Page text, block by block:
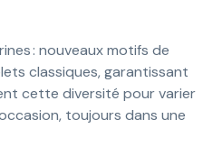
: nouveaux motifs de
classiques, garantissant
cette diversité pour varier
toujours dans une